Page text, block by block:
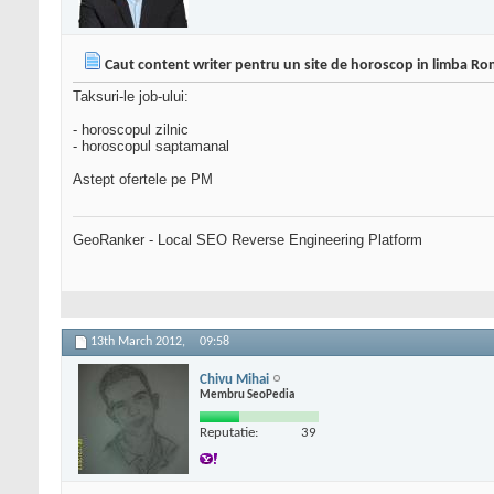
Caut content writer pentru un site de horoscop in limba
Taksuri-le job-ului:
- horoscopul zilnic
- horoscopul saptamanal
Astept ofertele pe PM
GeoRanker - Local SEO Reverse Engineering Platform
13th March 2012, 09:58
Chivu Mihai
Membru SeoPedia
Reputatie: 39